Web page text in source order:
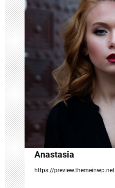
g
a
t
i
o
n
Anastasia
https://preview.themeinwp.net